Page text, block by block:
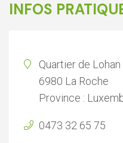
INFOS
Quartier de
6980 La Roche
Province :
0473 32 65 75